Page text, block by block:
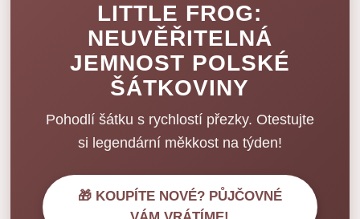
LITTLE FROG:
NEUVĚŘITELNÁ
JEMNOST POLSKÉ
ŠÁTKOVINY
Pohodlí šátku s rychlostí přezky. Otestujte
si legendární měkkost na týden!
🎁 KOUPÍTE NOVÉ? PŮJČOVNÉ